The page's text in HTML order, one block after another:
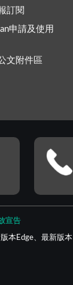
訂閱
申請及使用
文附件區
宣告
本Edge、最新版本